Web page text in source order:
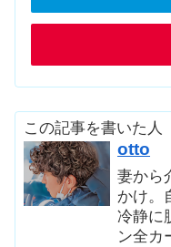
この記事を書いた人
otto
妻から
かけ。
冷静に
ン全カ